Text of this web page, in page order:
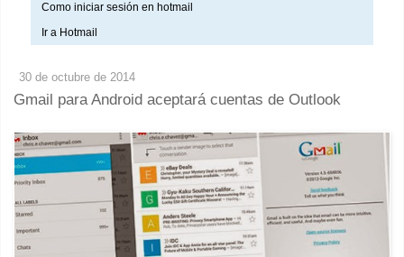
Como iniciar sesión en hotmail
Ir a Hotmail
30 de octubre de 2014
Gmail para Android aceptará cuentas de Outlook